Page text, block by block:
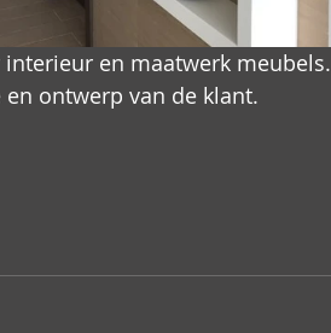
en maatwerk meubels.
ontwerp van de klant.